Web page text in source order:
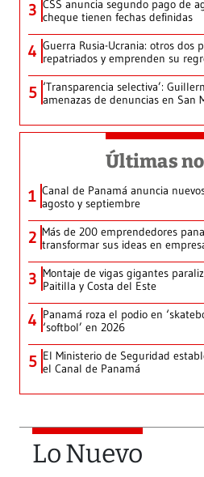
3 CSS anuncia segundo pago de
cheque tienen fechas definidas
4 Guerra Rusia-Ucrania: otros dos
repatriados y emprenden su
5 ‘Transparencia selectiva’:
amenazas de denuncias en San
Últimas
1 Canal de Panamá anuncia
agosto y septiembre
2 Más de 200 emprendedores
transformar sus ideas en
3 Montaje de vigas gigantes
Paitilla y Costa del Este
4 Panamá roza el podio en
‘softbol’ en 2026
5 El Ministerio de Seguridad
el Canal de Panamá
Lo Nuevo